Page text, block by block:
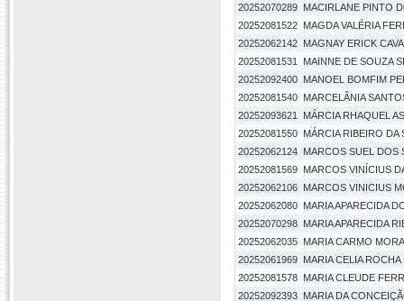
20252070289 MACIRLANE PINTO
20252081522 MAGDA VALÉRIA
20252062142 MAGNAY ERICK
20252081531
MAINNE DE SOUZA
20252092400 MANOEL BOMFIM
20252081540 MARCELÂNIA
20252093621
MÁRCIA RHAQUEL
20252081550 MÁRCIA RIBEIRO DA
20252062124 MARCOS SUEL DOS
20252081569 MARCOS VINÍCIUS
20252062106 MARCOS VINICIUS
20252062080 MARIA APARECIDA
20252070298 MARIA APARECIDA
20252062035 MARIA CARMO
20252061969 MARIA CELIA
20252081578 MARIA CLEUDE
20252092393 MARIA DA